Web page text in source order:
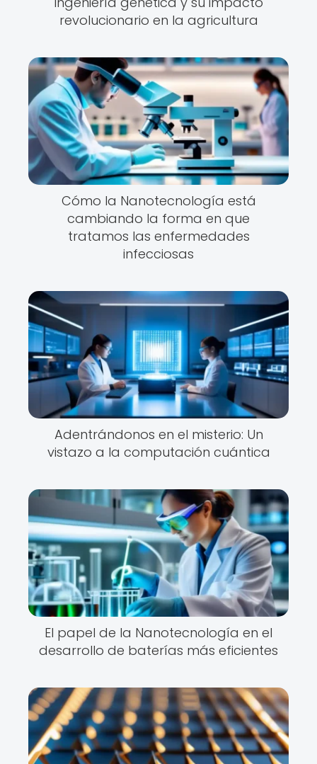
revolucionario en la agricultura
Cómo la Nanotecnología está
cambiando la forma en que
tratamos las enfermedades
infecciosas
Adentrándonos en el misterio: Un
vistazo a la computación cuántica
El papel de la Nanotecnología en el
desarrollo de baterías más eficientes